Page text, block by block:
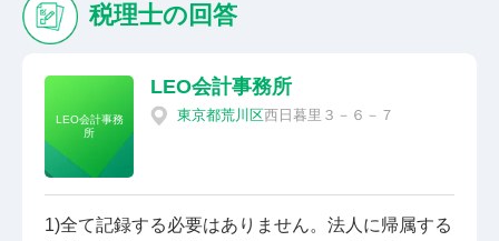
税理士の回答
LEO会計事務
所
LEO会計事務所
東京都荒川区西日暮里３－６－７
1)全て記録する必要はありません。法人に帰属する